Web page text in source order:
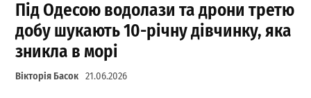
Під Одесою водолази та дрони третю
добу шукають 10-річну дівчинку, яка
зникла в морі
Вікторія Басок 21.06.2026